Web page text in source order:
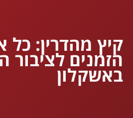
קיץ מהדרין: כל
הזמנים לציבור
באשקלון